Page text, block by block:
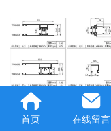
YR80A_03
首页 在线留言